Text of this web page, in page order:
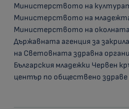
Министерството на
Министерството на
Министерството на
Държавната агенция за
на Световната здравна
Българския младежки Червен
център по обществено здраве